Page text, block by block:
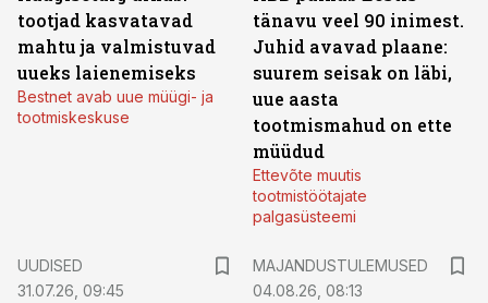
tootjad kasvatavad
mahtu ja valmistuvad
uueks laienemiseks
Bestnet avab uue müügi- ja
tootmiskeskuse
tänavu veel 90 inimest.
Juhid avavad plaane:
suurem seisak on läbi,
uue aasta
tootmismahud on ette
müüdud
Ettevõte muutis
tootmistöötajate
palgasüsteemi
UUDISED
31.07.26, 09:45
MAJANDUSTULEMUSED
04.08.26, 08:13